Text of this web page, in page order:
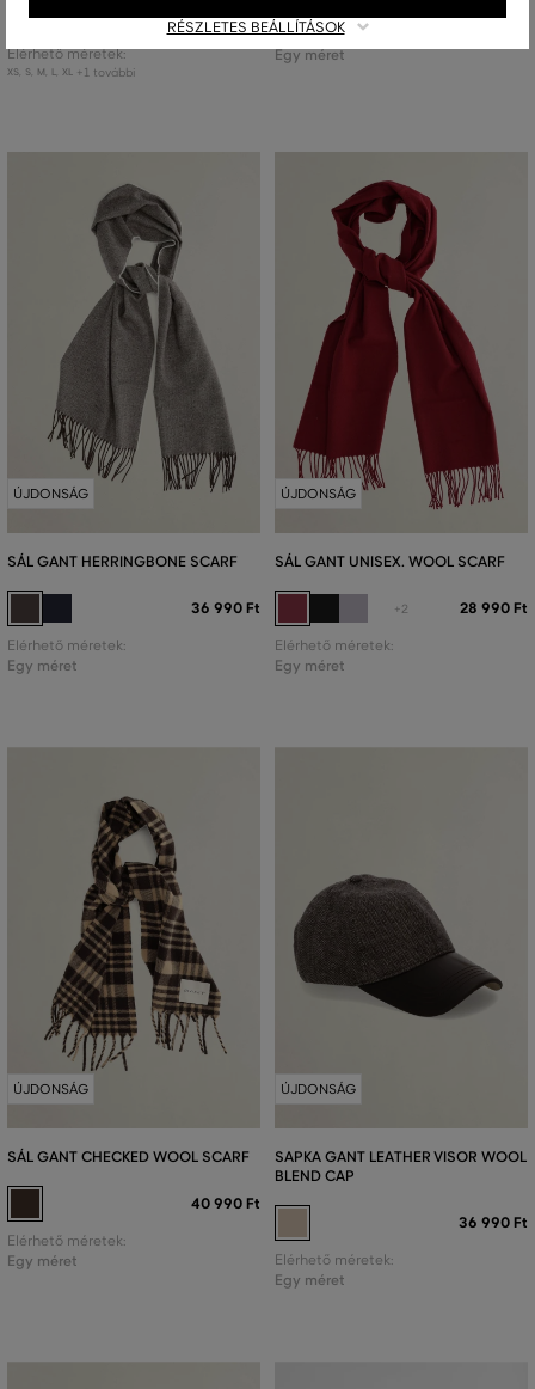
44 990 Ft
Elérhető méretek:
XS, S, M L, XL +1 további
Elérhető méretek:
Egy méret
ÚJDONSÁG
SÁL GANT HERRINGBONE SCARF
36 990 Ft
Elérhető méretek:
Egy méret
ÚJDONSÁG
SÁL GANT UNISEX. WOOL SCARF
+2 28 990 Ft
Elérhető méretek:
Egy méret
ÚJDONSÁG
SÁL GANT CHECKED WOOL SCARF
40 990 Ft
Elérhető méretek:
Egy méret
ÚJDONSÁG
SAPKA GANT LEATHER VISOR WOOL
BLEND CAP
36 990 Ft
Elérhető méretek:
Egy méret
RÉSZLETES BEÁLLÍTÁSOK